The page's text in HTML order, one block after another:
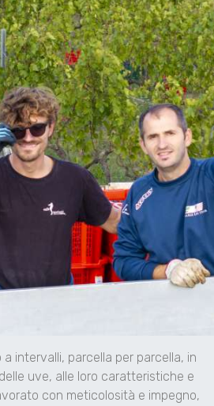
intervalli, parcella per parcella, in
uve, alle loro caratteristiche e
con meticolosità e impegno,